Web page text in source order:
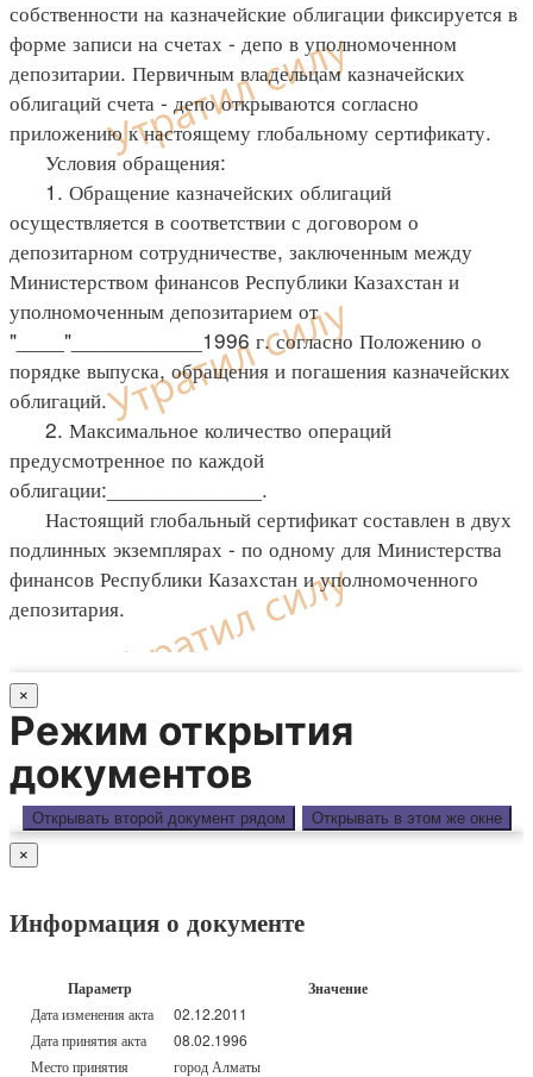
собственности на казначейские облигации фиксируется в
форме записи на счетах - депо в уполномоченном
депозитарии. Первичным владельцам казначейских
облигаций счета - депо открываются согласно
приложению к настоящему глобальному сертификату.
Условия обращения:
1. Обращение казначейских облигаций
осуществляется в соответствии с договором о
депозитарном сотрудничестве, заключенным между
Министерством финансов Республики Казахстан и
уполномоченным депозитарием от
"____"___________1996 г. согласно Положению о
порядке выпуска, обращения и погашения казначейских
облигаций.
2. Максимальное количество операций
предусмотренное по каждой
облигации:_____________.
Настоящий глобальный сертификат составлен в двух
подлинных экземплярах - по одному для Министерства
финансов Республики Казахстан и уполномоченного
депозитария.
×
Режим открытия
документов
Открывать второй документ рядом Открывать в этом же окне
×
Информация о документе
Параметр Значение
Дата изменения акта
02.12.2011
Дата принятия акта
08.02.1996
Место принятия
город Алматы